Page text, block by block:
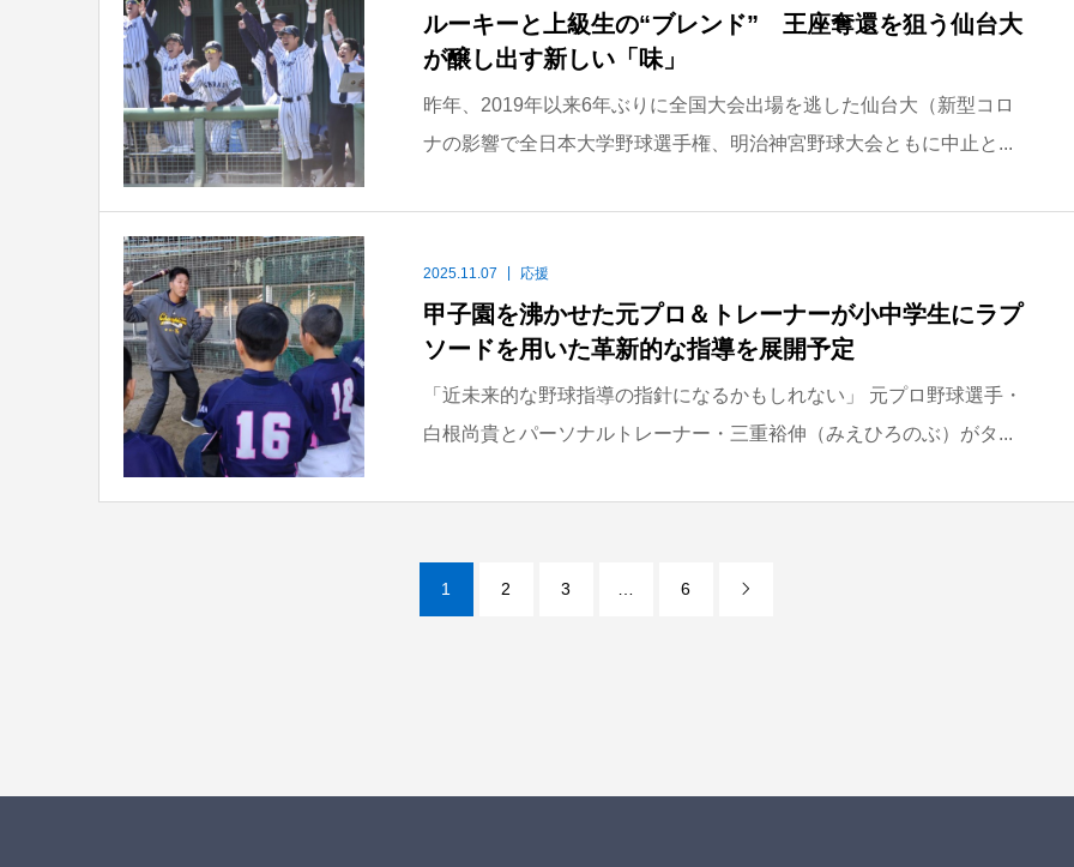
ルーキーと上級生の“ブレンド” 王座奪還を狙う仙台大
が醸し出す新しい「味」
昨年、2019年以来6年ぶりに全国大会出場を逃した仙台大（新型コロ
ナの影響で全日本大学野球選手権、明治神宮野球大会ともに中止と...
2025.11.07 応援
甲子園を沸かせた元プロ＆トレーナーが小中学生にラプ
ソードを用いた革新的な指導を展開予定
「近未来的な野球指導の指針になるかもしれない」 元プロ野球選手・
白根尚貴とパーソナルトレーナー・三重裕伸（みえひろのぶ）がタ...
1 2 3 6 